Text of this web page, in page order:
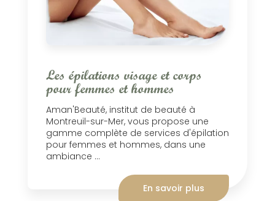
Les épilations visage et corps
pour femmes et hommes
Aman'Beauté, institut de beauté à
Montreuil-sur-Mer, vous propose une
gamme complète de services d'épilation
pour femmes et hommes, dans une
ambiance ...
En savoir plus